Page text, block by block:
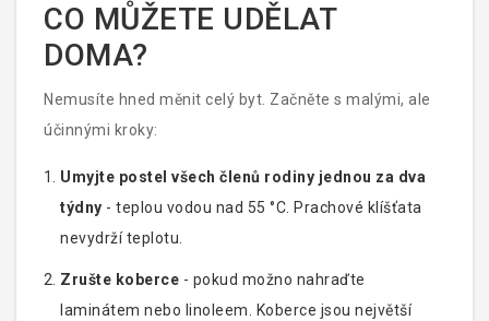
CO MŮŽETE UDĚLAT
DOMA?
Nemusíte hned měnit celý byt. Začněte s malými, ale
účinnými kroky:
Umyjte postel všech členů rodiny jednou za dva
týdny - teplou vodou nad 55 °C. Prachové klíšťata
nevydrží teplotu.
Zrušte koberce - pokud možno nahraďte
laminátem nebo linoleem. Koberce jsou největší